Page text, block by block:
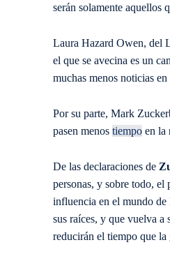
serán solamente aquellos
Laura Hazard Owen, del
el que se avecina es un
muchas menos noticias
Por su parte, Mark
pasen menos tiempo en la
De las declaraciones de
personas, y sobre todo, el
influencia en el mundo de
sus raíces, y que vuelva a
reducirán el tiempo que la